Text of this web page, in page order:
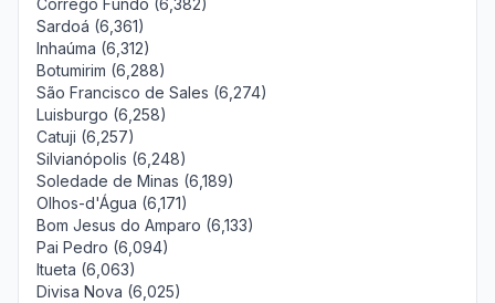
Córrego Fundo (6,382)
Sardoá (6,361)
Inhaúma (6,312)
Botumirim (6,288)
São Francisco de Sales (6,274)
Luisburgo (6,258)
Catuji (6,257)
Silvianópolis (6,248)
Soledade de Minas (6,189)
Olhos-d'Água (6,171)
Bom Jesus do Amparo (6,133)
Pai Pedro (6,094)
Itueta (6,063)
Divisa Nova (6,025)